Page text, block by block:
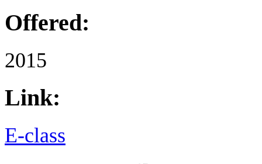
Offered:
2015
Link:
E-class